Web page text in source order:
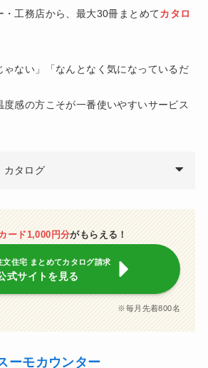
工務店から、最大30冊まとめてカタロ
ゃない」「なんとなく気になっているだ
感の方こそが一番使いやすいサービス
カタログ
ード1,000円分がもらえる！
文住宅 まとめてカタログ請求
式サイトを見る
※毎月先着800名
ーモカウンター